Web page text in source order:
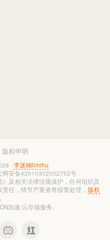
版权申明
· 李迷糊limihu
网安备42010302002752号
及相关法律法规保护，任何组织及
任，情节严重者将报警处理， 版权
加速/云存储服务。